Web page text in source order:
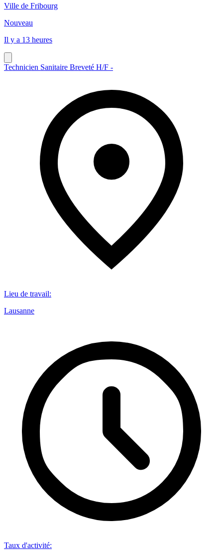
Ville de Fribourg
Nouveau
Il y a 13 heures
Technicien Sanitaire Breveté H/F -
Lieu de travail:
Lausanne
Taux d'activité: